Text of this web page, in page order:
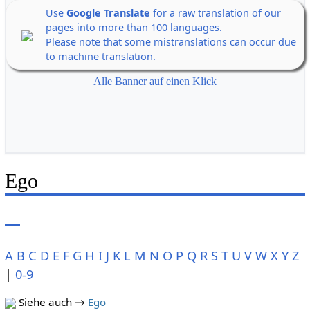
Use Google Translate for a raw translation of our
pages into more than 100 languages.
Please note that some mistranslations can occur due
to machine translation.
Alle Banner auf einen Klick
Ego
A B C D E F G H I J K L M N O P Q R S T U V W X Y Z
| 0-9
Siehe auch → Ego